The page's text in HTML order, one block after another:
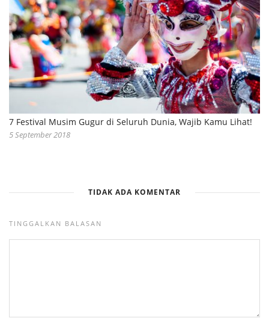
7 Festival Musim Gugur di Seluruh Dunia, Wajib Kamu Lihat!
5 September 2018
TIDAK ADA KOMENTAR
TINGGALKAN BALASAN